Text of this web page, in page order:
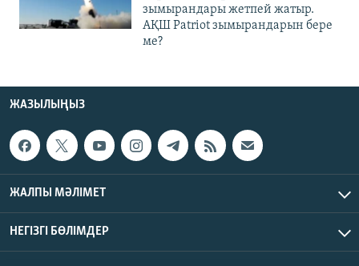
зымырандары жетпей жатыр.
АҚШ Patriot зымырандарын бере
ме?
ЖАЗЫЛЫҢЫЗ
ЖАЛПЫ МӘЛІМЕТ
НЕГІЗГІ БӨЛІМДЕР